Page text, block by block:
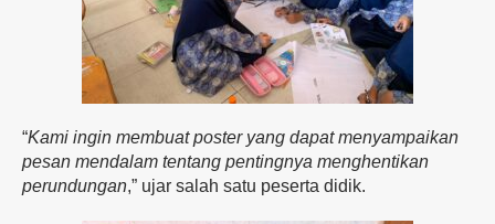
“Kami ingin membuat poster yang dapat menyampaikan
pesan mendalam tentang pentingnya menghentikan
perundungan,” ujar salah satu peserta didik.